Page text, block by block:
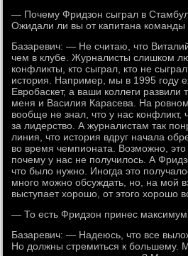
— Почему Фридзон сыграл в
Ожидали ли вы от капитана команды
Базаревич: — Не считаю, что
чем в клубе. Журналисты слишком
конфликты, кто сыграл, кто не
история. Например, мы в 1995 году
Евробаскет, а ваши коллеги развили
меня и Василия Карасева. На
вообще не знал, что у нас конфликт,
за лидерство. А журналистам так
линия, что история вдруг начала
во время чемпионата. Возможно,
почему у нас не получилось. А
что было нужно. Иногда это
много можно обсуждать, но, на мой
выступает хорошо, от этого хорошо
— То есть Фридзон принес
Базаревич: — Надеюсь, что все
Но должны стремиться к большему.